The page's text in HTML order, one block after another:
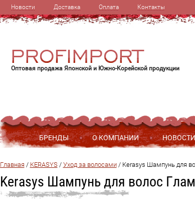
Новости Доставка Оплата Контакты
Оптовая продажа Японской и Южно-Корейской продукции
БРЕНДЫ О КОМПАНИИ НОВОСТИ
Главная / KERASYS / Уход за волосами / Kerasys Шампунь для
Kerasys Шампунь для волос